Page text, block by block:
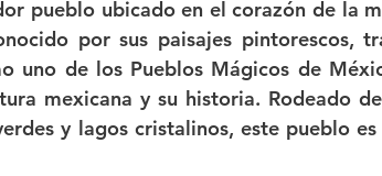
pueblo ubicado en el corazón de la
por sus paisajes pintorescos,
uno de los Pueblos Mágicos de
mexicana y su historia. Rodeado
y lagos cristalinos, este pueblo